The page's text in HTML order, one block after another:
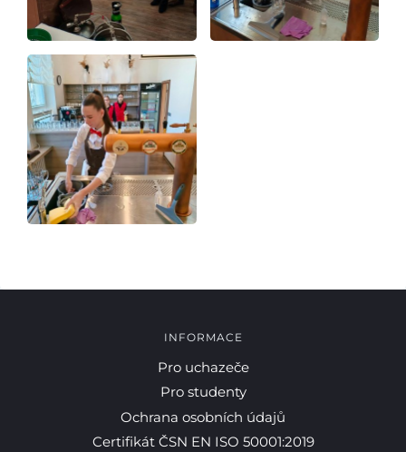
Virtuální prohlídka
Kontakty
INFORMACE
Pro uchazeče
Pro studenty
Ochrana osobních údajů
Certifikát ČSN EN ISO 50001:2019